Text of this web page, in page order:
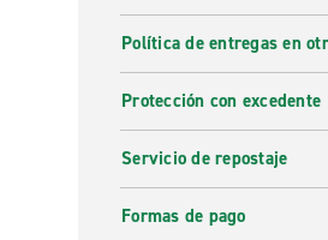
El tráfico en Jaén no
en principio, demasiada
complicación en las zonas
situados, como el de La
Política de entregas en
Protección con excedente
Servicio de repostaje
Formas de pago